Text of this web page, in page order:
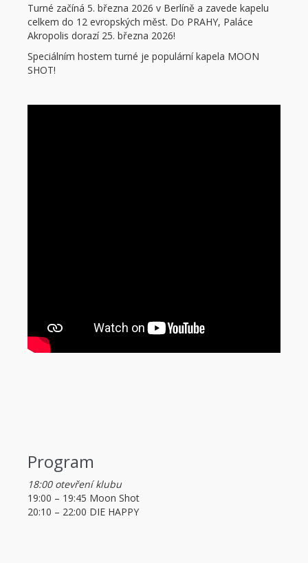
Turné začíná 5. března 2026 v Berlíně a zavede kapelu
celkem do 12 evropských měst. Do PRAHY, Paláce
Akropolis dorazí 25. března 2026!
Speciálním hostem turné je populární kapela MOON
SHOT!
Program
18:00 otevření klubu
19:00 – 19:45 Moon Shot
20:10 – 22:00 DIE HAPPY